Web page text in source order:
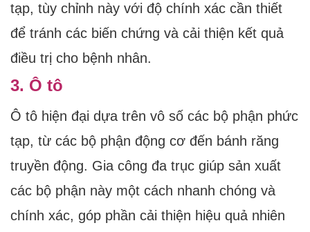
tạp, tùy chỉnh này với độ chính xác cần thiết
để tránh các biến chứng và cải thiện kết quả
điều trị cho bệnh nhân.
3. Ô tô
Ô tô hiện đại dựa trên vô số các bộ phận phức
tạp, từ các bộ phận động cơ đến bánh răng
truyền động. Gia công đa trục giúp sản xuất
các bộ phận này một cách nhanh chóng và
chính xác, góp phần cải thiện hiệu quả nhiên